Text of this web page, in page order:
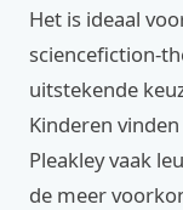
Het is ideaal
sciencefiction-
uitstekende
Kinderen
Pleakley vaak
de meer